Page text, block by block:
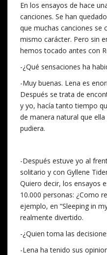
En los ensayos de hace
canciones. Se han
que muchas canciones se
mismo carácter. Pero sin
hemos tocado antes con
-¿Qué sensaciones ha
-Muy buenas. Lena es
Después se trata de
y yo, hacía tanto tiempo
de manera natural que
pudiera.
-Después estuve yo al
solitario y con Gyllene
Quiero decir, los ensayos
10.000 personas: ¿Como
ejemplo, en “Sleeping in
realmente divertido.
-¿Quien toma las
-Lena ha tenido sus